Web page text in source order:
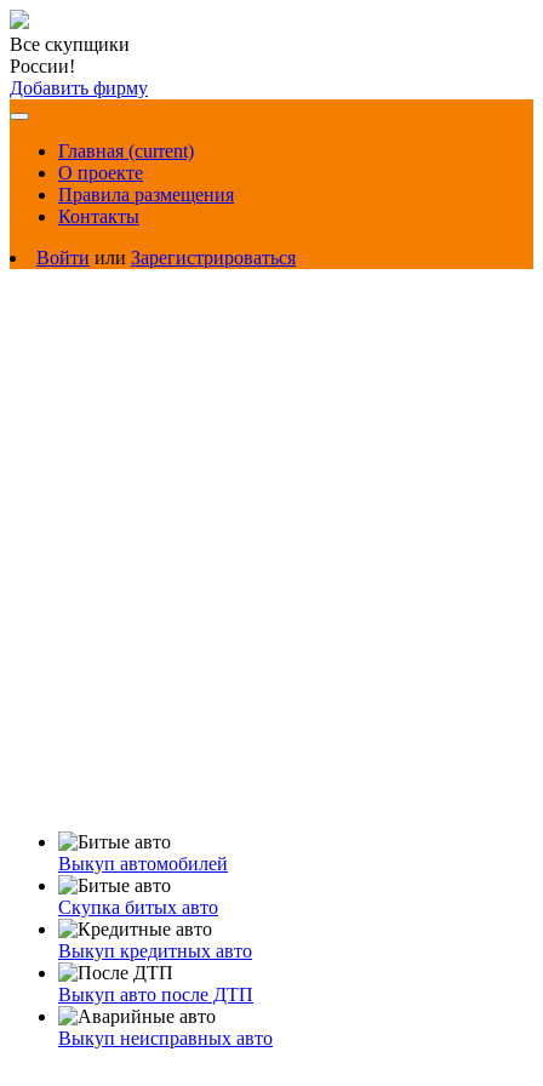
Все скупщики
России!
Добавить фирму
Главная (current)
О проекте
Правила размещения
Контакты
Войти или Зарегистрироваться
Выкуп автомобилей
Скупка битых авто
Выкуп кредитных авто
Выкуп авто после ДТП
Выкуп неисправных авто